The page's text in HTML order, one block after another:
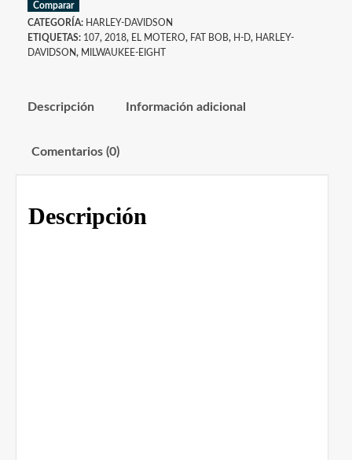
Comparar
CATEGORÍA: HARLEY-DAVIDSON
ETIQUETAS: 107, 2018, EL MOTERO, FAT BOB, H-D, HARLEY-
DAVIDSON, MILWAUKEE-EIGHT
Descripción Información adicional
Comentarios (0)
Descripción